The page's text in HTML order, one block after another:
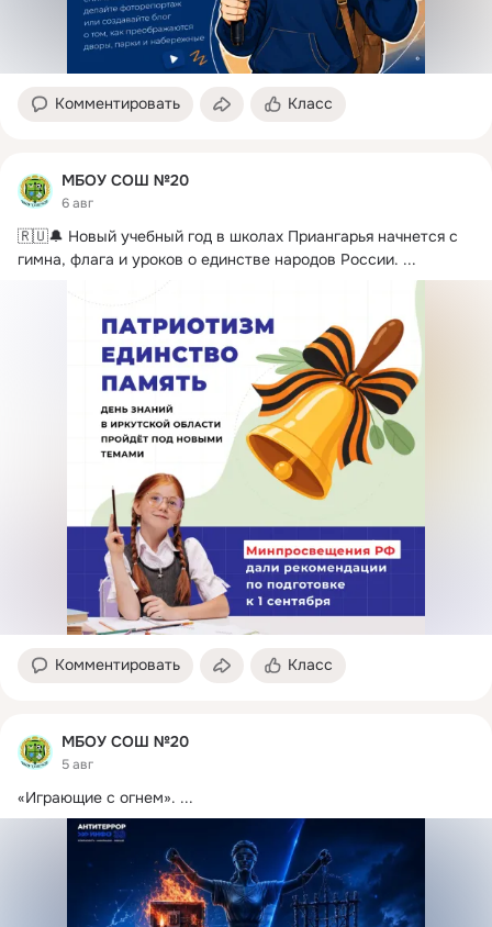
Комментировать Класс
МБОУ СОШ №20
6 авг
🇷🇺🔔 Новый учебный год в школах Приангарья начнется с
гимна, флага и уроков о единстве народов России. ...
Комментировать Класс
МБОУ СОШ №20
5 авг
«Играющие с огнем». ...